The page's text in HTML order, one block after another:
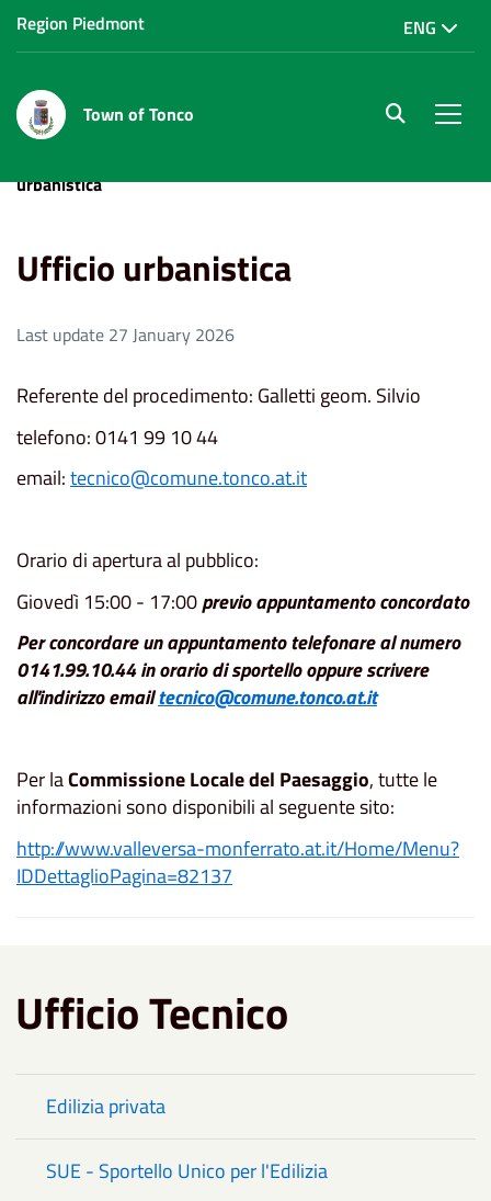
Region Piedmont ENG
Town of Tonco site.searc
urbanistica
Ufficio urbanistica
Last update 27 January 2026
Referente del procedimento: Galletti geom. Silvio
telefono: 0141 99 10 44
email:tecnico@comune.tonco.at.it
Orario di apertura al pubblico:
Giovedì 15:00 - 17:00previo appuntamento concordato
Per concordare un appuntamento telefonare al numero
0141.99.10.44 in orario di sportello oppure scrivere
all'indirizzo emailtecnico@comune.tonco.at.it
Per laCommissione Locale del Paesaggio, tutte le
informazioni sono disponibili al seguente sito:
http://www.valleversa-monferrato.at.it/Home/Menu?
IDDettaglioPagina=82137
Ufficio Tecnico
Edilizia privata
SUE - Sportello Unico per l'Edilizia